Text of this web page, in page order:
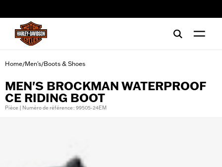
Home/Men's/Boots & Shoes
MEN'S BROCKMAN WATERPROOF
CE RIDING BOOT
Pièce | Numéro de référence : 99505-24EM